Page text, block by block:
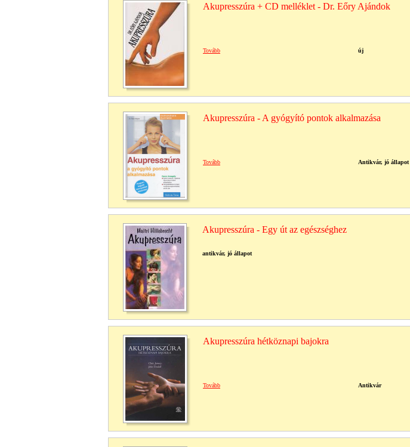
Akupresszúra + CD melléklet - Dr. Eőry Ajándok
Tovább új
Akupresszúra - A gyógyító pontok alkalmazása
Tovább Antikvár, jó állapot
Akupresszúra - Egy út az egészséghez
antikvár, jó állapot
Akupresszúra hétköznapi bajokra
Tovább Antikvár